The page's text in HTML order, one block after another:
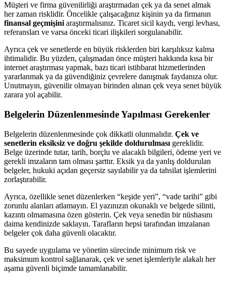
Müşteri ve firma güvenilirliği araştırmadan çek ya da senet almak
her zaman risklidir. Öncelikle çalışacağınız kişinin ya da firmanın
finansal geçmişini araştırmalısınız. Ticaret sicil kaydı, vergi levhası,
referansları ve varsa önceki ticari ilişkileri sorgulanabilir.
Ayrıca çek ve senetlerde en büyük risklerden biri karşılıksız kalma
ihtimalidir. Bu yüzden, çalışmadan önce müşteri hakkında kısa bir
internet araştırması yapmak, bazı ticari istihbarat hizmetlerinden
yararlanmak ya da güvendiğiniz çevrelere danışmak faydanıza olur.
Unutmayın, güvenilir olmayan birinden alınan çek veya senet büyük
zarara yol açabilir.
Belgelerin Düzenlenmesinde Yapılması Gerekenler
Belgelerin düzenlenmesinde çok dikkatli olunmalıdır. Çek ve
senetlerin eksiksiz ve doğru şekilde doldurulması gereklidir.
Belge üzerinde tutar, tarih, borçlu ve alacaklı bilgileri, ödeme yeri ve
gerekli imzaların tam olması şarttır. Eksik ya da yanlış doldurulan
belgeler, hukuki açıdan geçersiz sayılabilir ya da tahsilat işlemlerini
zorlaştırabilir.
Ayrıca, özellikle senet düzenlerken “keşide yeri”, “vade tarihi” gibi
zorunlu alanları atlamayın. El yazınızın okunaklı ve belgede silinti,
kazıntı olmamasına özen gösterin. Çek veya senedin bir nüshasını
daima kendinizde saklayın. Tarafların hepsi tarafından imzalanan
belgeler çok daha güvenli olacaktır.
Bu sayede uygulama ve yönetim sürecinde minimum risk ve
maksimum kontrol sağlanarak, çek ve senet işlemleriyle alakalı her
aşama güvenli biçimde tamamlanabilir.